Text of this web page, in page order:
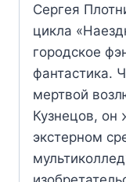
Сергея
цикла
городское
фантастика.
мертвой
Кузнецов, он
экстерном